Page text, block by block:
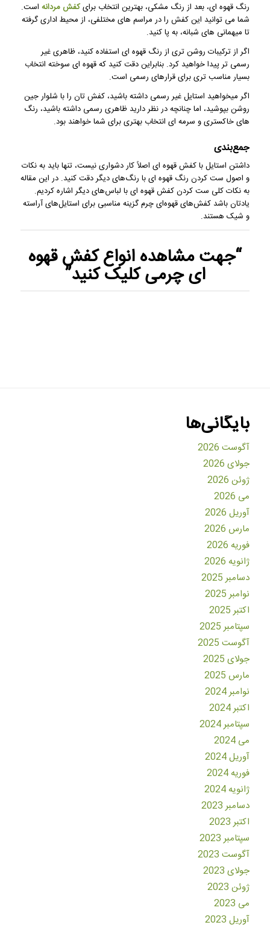
رنگ قهوه ای، بعد از رنگ مشکی، بهترین انتخاب برایکفش مردانهاست.
شما می توانید این کفش را در مراسم های مختلفی، از محیط اداری گرفته
تا میهمانی های شبانه، به پا کنید.
اگر از ترکیبات روشن تری از رنگ قهوه ای استفاده کنید، ظاهری غیر
رسمی تر پیدا خواهید کرد. بنابراین دقت کنید که قهوه ای سوخته انتخاب
بسیار مناسب تری برای قرارهای رسمی است.
اگر میخواهید استایل غیر رسمی داشته باشید، کفش تان را با شلوار جین
روشن بپوشید، اما چنانچه در نظر دارید ظاهری رسمی داشته باشید، رنگ
های خاکستری و سرمه ای انتخاب بهتری برای شما خواهند بود.
جمع‌بندی
داشتن استایل با کفش قهوه ای اصلاً کار دشواری نیست، تنها باید به نکات
و اصول ست کردن رنگ قهوه ای با رنگ‌های دیگر دقت کنید. در این مقاله
به نکات کلی ست کردن کفش قهوه ای با لباس‌های دیگر اشاره کردیم.
یادتان باشد کفش‌های قهوه‌ای چرم گزینه مناسبی برای استایل‌های آراسته
و شیک هستند.
“جهت مشاهدهانواع کفش قهوه
ای چرمیکلیک کنید”
بایگانی‌ها
آگوست 2026
جولای 2026
ژوئن 2026
می 2026
آوریل 2026
مارس 2026
فوریه 2026
ژانویه 2026
دسامبر 2025
نوامبر 2025
اکتبر 2025
سپتامبر 2025
آگوست 2025
جولای 2025
مارس 2025
نوامبر 2024
اکتبر 2024
سپتامبر 2024
می 2024
آوریل 2024
فوریه 2024
ژانویه 2024
دسامبر 2023
اکتبر 2023
سپتامبر 2023
آگوست 2023
جولای 2023
ژوئن 2023
می 2023
آوریل 2023